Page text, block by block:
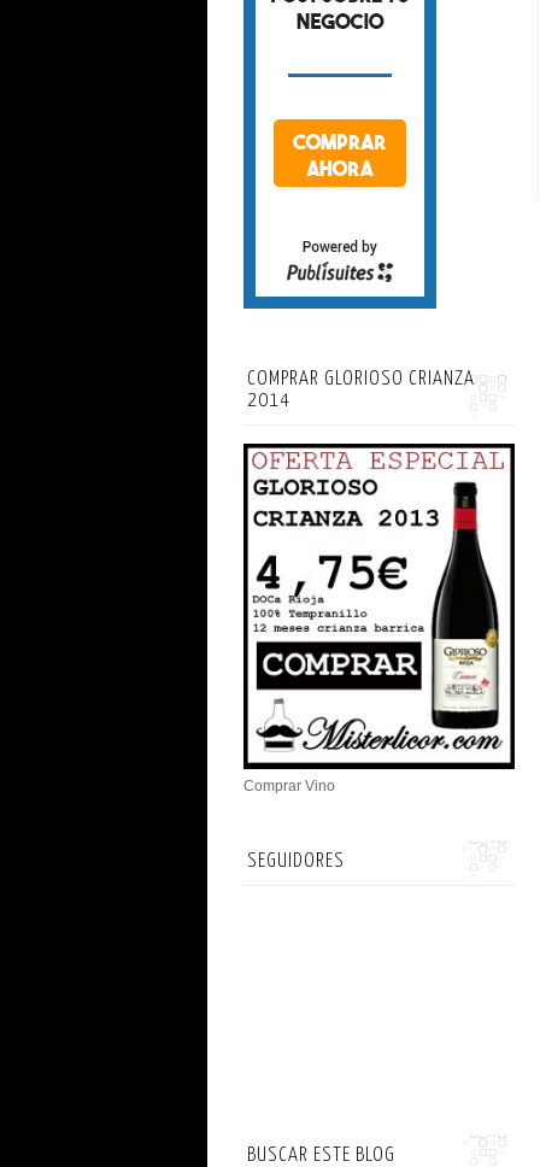
COMPRAR GLORIOSO CRIANZA
2014
Comprar Vino
SEGUIDORES
BUSCAR ESTE BLOG